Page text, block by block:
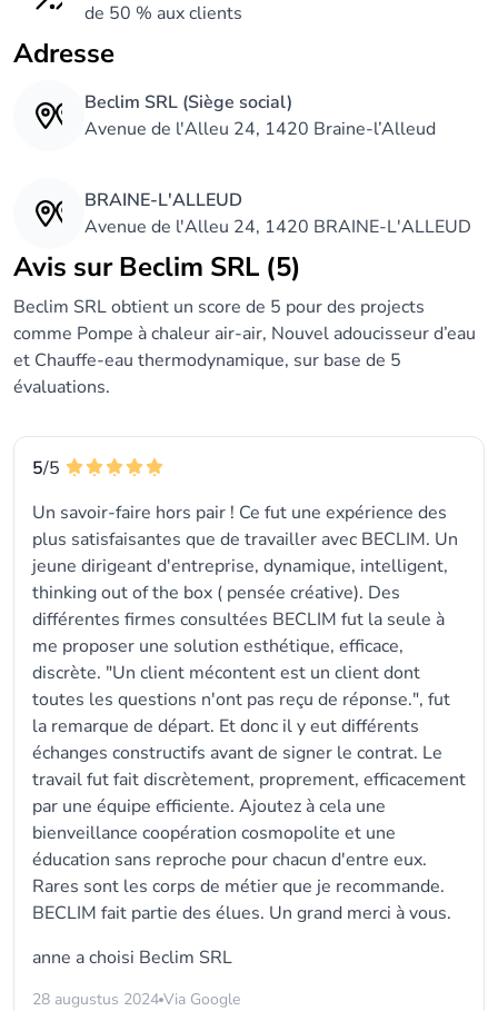
de 50 % aux clients
Adresse
Beclim SRL (Siège social)
Avenue de l'Alleu 24, 1420 Braine-l’Alleud
BRAINE-L'ALLEUD
Avenue de l'Alleu 24, 1420 BRAINE-L'ALLEUD
Avis sur Beclim SRL (5)
Beclim SRL obtient un score de 5 pour des projects
comme Pompe à chaleur air-air, Nouvel adoucisseur d’eau
et Chauffe-eau thermodynamique, sur base de 5
évaluations.
5/5
Un savoir-faire hors pair ! Ce fut une expérience des
plus satisfaisantes que de travailler avec BECLIM. Un
jeune dirigeant d'entreprise, dynamique, intelligent,
thinking out of the box ( pensée créative). Des
différentes firmes consultées BECLIM fut la seule à
me proposer une solution esthétique, efficace,
discrète. "Un client mécontent est un client dont
toutes les questions n'ont pas reçu de réponse.", fut
la remarque de départ. Et donc il y eut différents
échanges constructifs avant de signer le contrat. Le
travail fut fait discrètement, proprement, efficacement
par une équipe efficiente. Ajoutez à cela une
bienveillance coopération cosmopolite et une
éducation sans reproche pour chacun d'entre eux.
Rares sont les corps de métier que je recommande.
BECLIM fait partie des élues. Un grand merci à vous.
anne a choisi Beclim SRL
28 augustus 2024 Via Google